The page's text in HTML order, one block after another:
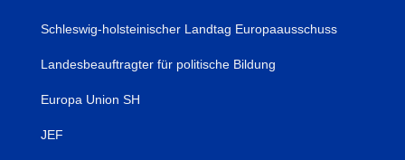
Schleswig-holsteinischer Landtag Europaausschuss
Landesbeauftragter für politische Bildung
Europa Union SH
JEF